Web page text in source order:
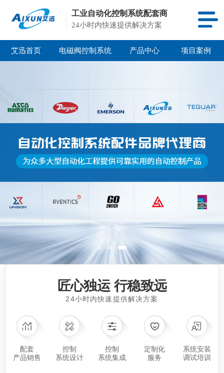
工业自动化控制系统配套商
24小时内快速提供解决方案
艾迅首页 电磁阀控制系统 产品中心 项目案例
匠心独运 行稳致远
24小时内快速提供解决方案
配套
产品销售
控制
系统设计
控制
系统集成
定制化
服务
系统安装
调试培训